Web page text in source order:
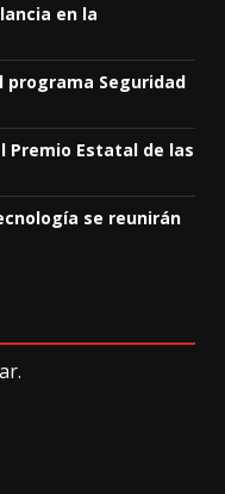
en la
programa Seguridad
Premio Estatal de las
se reunirán